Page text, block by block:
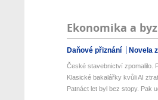
Ekonomika a
Daňové přiznání Novela
České stavebnictví zpomalilo.
Klasické bakalářky kvůli AI
Patnáct let byl bez stopy. Pak